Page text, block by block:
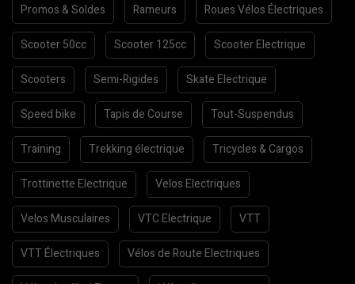
Promos & Soldes Rameurs Roues Vélos Électriques
Scooter 50cc Scooter 125cc Scooter Electrique
Scooters Semi-Rigides Skate Electrique
Speed bike Tapis de Course Tout-Suspendus
Training Trekking électrique Tricycles & Cargos
Trottinette Electrique Velos Electriques
Velos Musculaires VTC Electrique VTT
VTT Électriques Vélos de Route Electriques